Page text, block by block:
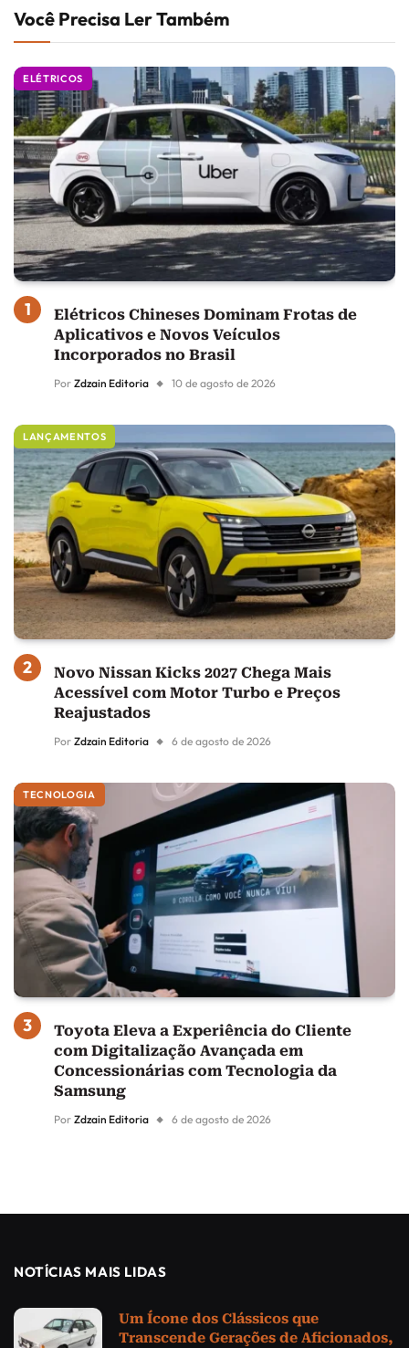
Você Precisa Ler Também
ELÉTRICOS
Elétricos Chineses Dominam Frotas de
Aplicativos e Novos Veículos
Incorporados no Brasil
Por Zdzain Editoria 10 de agosto de 2026
LANÇAMENTOS
Novo Nissan Kicks 2027 Chega Mais
Acessível com Motor Turbo e Preços
Reajustados
Por Zdzain Editoria 6 de agosto de 2026
TECNOLOGIA
Toyota Eleva a Experiência do Cliente
com Digitalização Avançada em
Concessionárias com Tecnologia da
Samsung
Por Zdzain Editoria 6 de agosto de 2026
NOTÍCIAS MAIS LIDAS
Um Ícone dos Clássicos que
Transcende Gerações de Aficionados,